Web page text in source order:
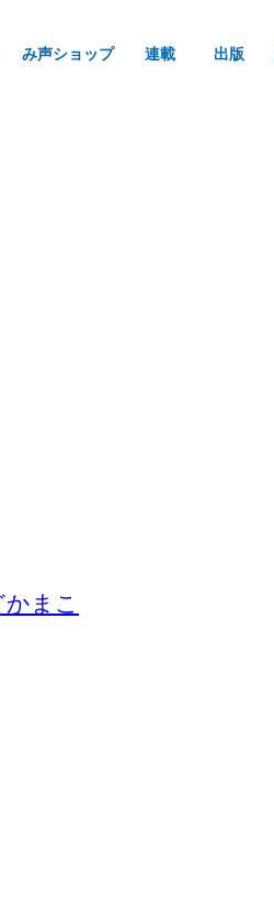
み声ショップ 連載 出版
まこ